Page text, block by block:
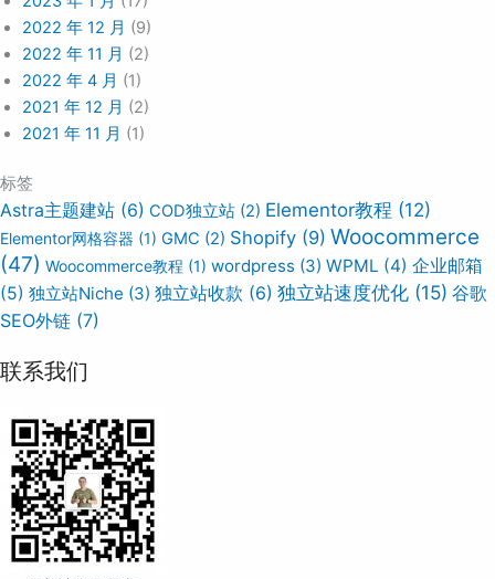
2022 年 12 月 (9)
2022 年 11 月 (2)
2022 年 4 月 (1)
2021 年 12 月 (2)
2021 年 11 月 (1)
标签
Astra主题建站 (6) COD独立站 (2) Elementor教程 (12)
Elementor网格容器 (1) GMC (2) Shopify (9) Woocommerce
(47) Woocommerce教程 (1) wordpress (3) WPML (4) 企业邮箱
(5) 独立站Niche (3) 独立站收款 (6) 独立站速度优化 (15) 谷歌
SEO外链 (7)
联系我们